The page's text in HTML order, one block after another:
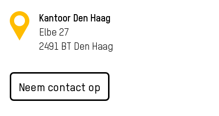
Kantoor Den Haag
Elbe 27
2491 BT Den Haag
Neem contact op